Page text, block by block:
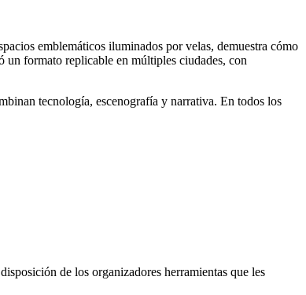
emblemáticos iluminados por velas, demuestra cómo
un formato replicable en múltiples ciudades, con
tecnología, escenografía y narrativa. En todos los
de los organizadores herramientas que les